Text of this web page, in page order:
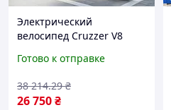
Электрический
велосипед Cruzzer V8
до 45 км складной для
32 км ч
Готово к отправке
26 750₴
38 214.29 ₴